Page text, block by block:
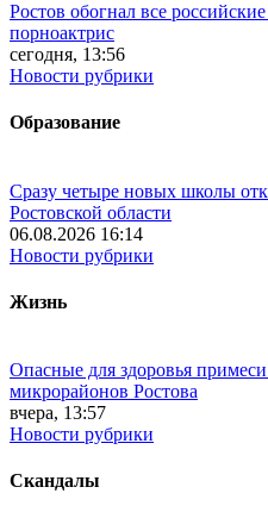
Ростов обогнал все
порноактрис
сегодня, 13:56
Новости рубрики
Образование
Сразу четыре новых школы
Ростовской области
06.08.2026 16:14
Новости рубрики
Жизнь
Опасные для здоровья
микрорайонов Ростова
вчера, 13:57
Новости рубрики
Скандалы